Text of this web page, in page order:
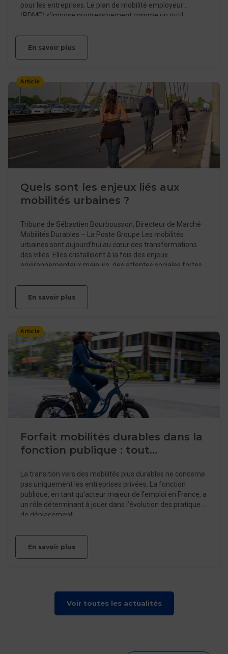
pour les entreprises. Le plan de mobilité employeur
(PDME) s’impose progressivement comme un outil
efficace et plus durable.
En savoir plus
Article
Quels sont les enjeux liés aux
mobilités urbaines ?
Tribune de Sébastien Bourbousson, Directeur de Marché
Mobilités Durables – La Poste Groupe Les mobilités
urbaines sont aujourd’hui au cœur des transformations
des villes. Elles cristallisent à la fois des enjeux
environnementaux majeurs, des attentes sociales fortes
marquées.
En savoir plus
Article
Forfait mobilités durables dans la
fonction publique : tout
La transition vers des mobilités plus durables ne concerne
pas uniquement les entreprises privées. La fonction
publique, en tant qu’acteur majeur de l’emploi en France, a
un rôle déterminant à jouer dans l’évolution des pratiques
de déplacement.
En savoir plus
Voir toutes les actualités